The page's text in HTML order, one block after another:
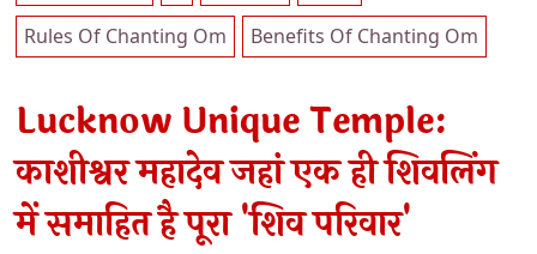
Rules Of Chanting Om
Benefits Of Chanting Om
Lucknow Unique Temple:
काशीश्वर महादेव जहां एक ही शिवलिंग
में समाहित है पूरा 'शिव परिवार'